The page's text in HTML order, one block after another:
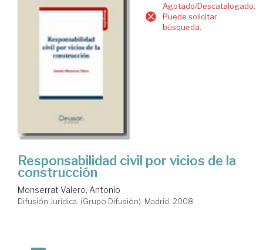
Agotado/Descatalogado.
Puede solicitar
búsqueda.
Responsabilidad civil por vicios de la
construcción
Monserrat Valero, Antonio
Difusión Jurídica. (Grupo Difusión). Madrid, 2008